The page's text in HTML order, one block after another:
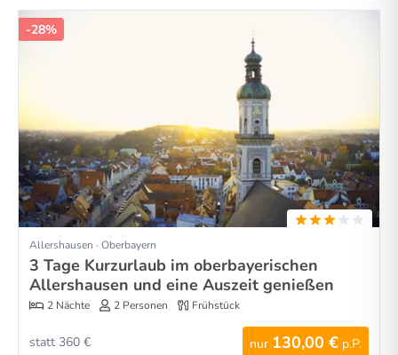
-28%
Allershausen · Oberbayern
3 Tage Kurzurlaub im oberbayerischen
Allershausen und eine Auszeit genießen
2 Nächte 2 Personen Frühstück
nur 130,00 € p.P.
statt 360 €